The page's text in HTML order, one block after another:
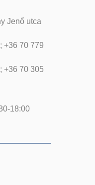
Jenő utca
+36 70 779
+36 70 305
18:00